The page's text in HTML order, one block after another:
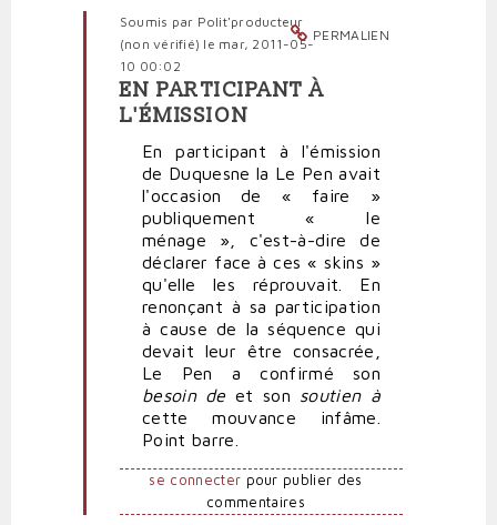
PERMALIEN
Soumis par Polit'producteur
(non vérifié) le mar, 2011-05-
10 00:02
En
réponse
Complément
d'enquête
politpro
EN PARTICIPANT À
L'ÉMISSION
En participant à l'émission
de Duquesne la Le Pen avait
l'occasion de « faire »
publiquement « le
ménage », c'est-à-dire de
déclarer face à ces « skins »
qu'elle les réprouvait. En
renonçant à sa participation
à cause de la séquence qui
devait leur être consacrée,
Le Pen a confirmé son
besoin deet son
soutien à
cette mouvance infâme.
Point barre.
se connecter pour publier des
commentaires